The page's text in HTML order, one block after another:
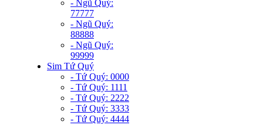
- Ngũ Quý:
77777
- Ngũ Quý:
88888
- Ngũ Quý:
99999
Sim Tứ Quý
- Tứ Quý: 0000
- Tứ Quý: 1111
- Tứ Quý: 2222
- Tứ Quý: 3333
- Tứ Quý: 4444